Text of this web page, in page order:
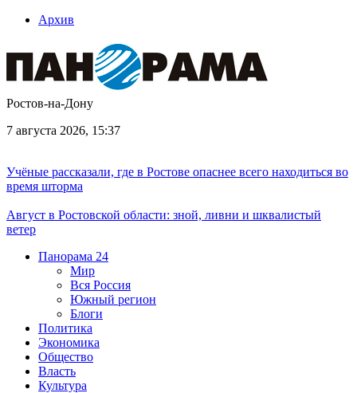
Архив
Ростов-на-Дону
7 августа 2026, 15:37
Учёные рассказали, где в Ростове опаснее всего находиться во
время шторма
Август в Ростовской области: зной, ливни и шквалистый
ветер
Панорама 24
Мир
Вся Россия
Южный регион
Блоги
Политика
Экономика
Общество
Власть
Культура